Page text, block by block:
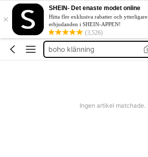
×
SHEIN- Det enaste modet online
Hitta fler exklusiva rabatter och ytterligare
erbjudanden i SHEIN-APPEN!
(3,526)
squishies
festklänning bröllop
boho klänning
shorts dam
Ingen artikel matchade.